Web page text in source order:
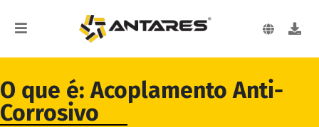
ORÇAMENTO
O que é: Acoplamento Anti-
Corrosivo